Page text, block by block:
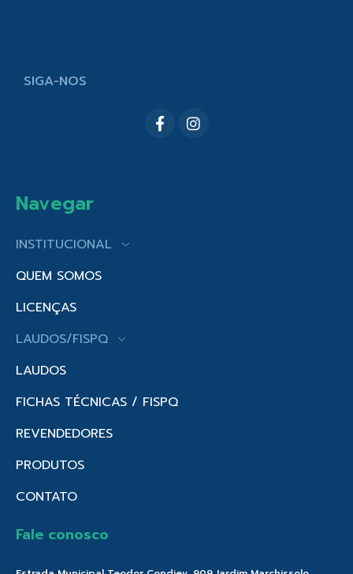
SIGA-NOS
Navegar
INSTITUCIONAL
QUEM SOMOS
LICENÇAS
LAUDOS/FISPQ
LAUDOS
FICHAS TÉCNICAS / FISPQ
REVENDEDORES
PRODUTOS
CONTATO
Fale conosco